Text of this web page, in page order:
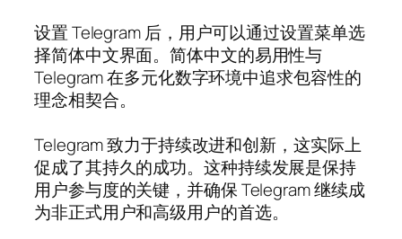
设置 Telegram 后，用户可以通过设置菜单选
择简体中文界面。简体中文的易用性与
Telegram 在多元化数字环境中追求包容性的
理念相契合。
Telegram 致力于持续改进和创新，这实际上
促成了其持久的成功。这种持续发展是保持
用户参与度的关键，并确保 Telegram 继续成
为非正式用户和高级用户的首选。